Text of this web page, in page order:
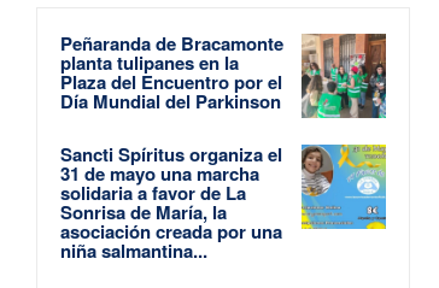
Peñaranda de Bracamonte
planta tulipanes en la
Plaza del Encuentro por el
Día Mundial del Parkinson
Sancti Spíritus organiza el
31 de mayo una marcha
solidaria a favor de La
Sonrisa de María, la
asociación creada por una
niña salmantina...